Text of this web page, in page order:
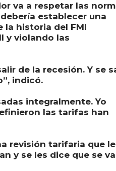
va a respetar las
establecer una
la historia del FMI
y violando las
de la recesión. Y se
indicó.
integralmente. Yo
las tarifas han
revisión tarifaria que le
y se les dice que se